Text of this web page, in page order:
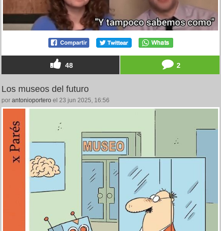
48 2
Los museos del futuro
por antonioportero el 23 jun 2025, 16:56